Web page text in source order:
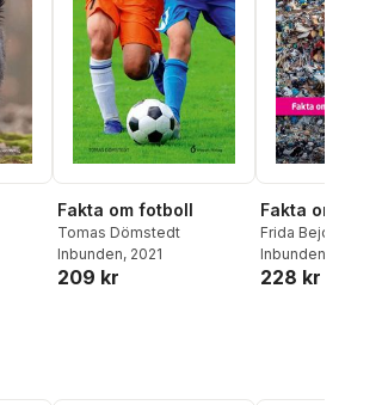
Fakta om fotboll
Tomas Dömstedt
Inbunden, 2021
209 kr
Fakta om
Frida Bejder
Inbunden
228 kr